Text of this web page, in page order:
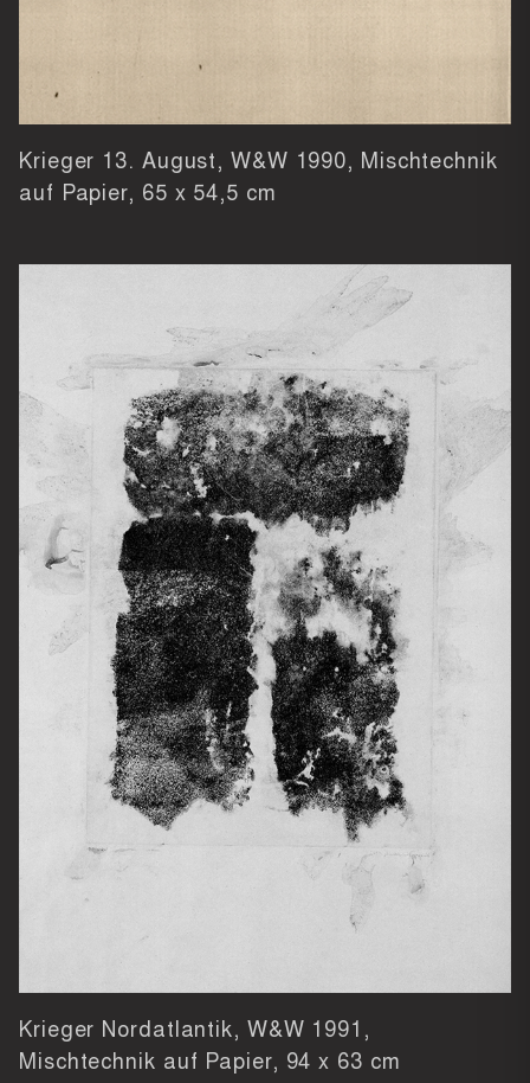
Krieger 13. August, W&W 1990, Mischtechnik
auf Papier, 65 x 54,5 cm
Krieger Nordatlantik, W&W 1991,
Mischtechnik auf Papier, 94 x 63 cm